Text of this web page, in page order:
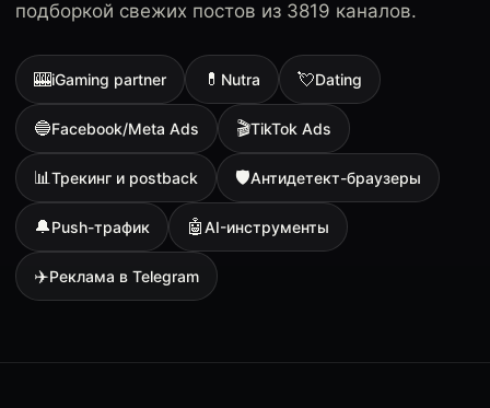
подборкой свежих постов из 3819 каналов.
🎰iGaming partner 💊 Nutra 💘Dating
🔵Facebook/Meta Ads 🎬TikTok Ads
📊Трекинг и postback 🛡Антидетект-браузеры
🔔Push-трафик 🤖AI-инструменты
✈️Реклама в Telegram